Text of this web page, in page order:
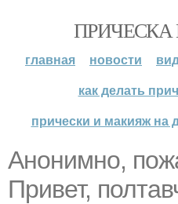
главная новости
как делать
прически и макияж на
Анонимно,
Привет,